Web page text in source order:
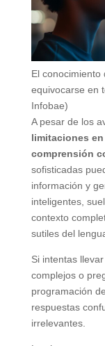
El conocimiento
equivocarse en
Infobae)
A pesar de los
limitaciones
comprensión
sofisticadas
información y
inteligentes,
contexto
sutiles del
Si intentas
complejos o
programación
respuestas
irrelevantes.